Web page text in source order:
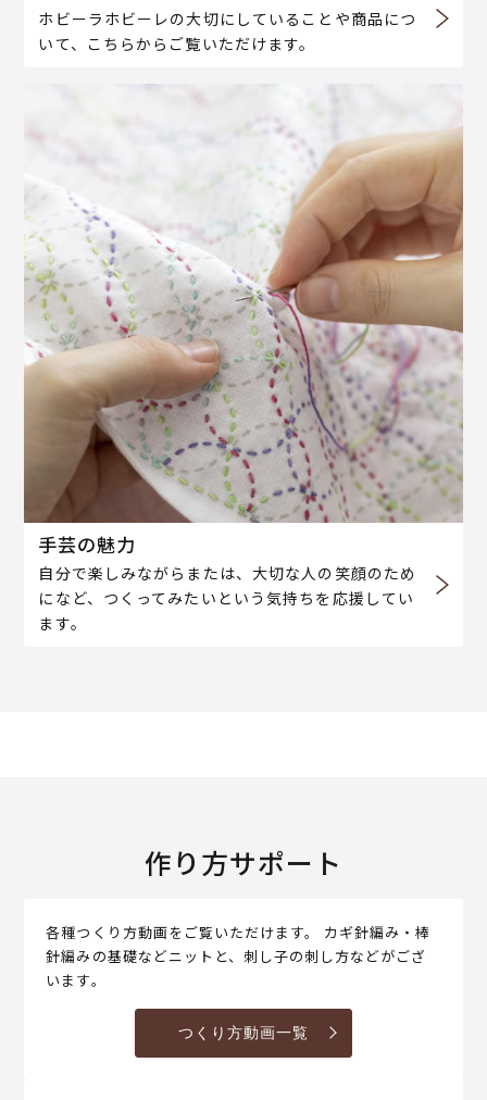
ホビーラホビーレの大切にしていることや商品につ
いて、こちらからご覧いただけます。
手芸の魅力
自分で楽しみながらまたは、大切な人の笑顔のため
になど、つくってみたいという気持ちを応援してい
ます。
作り方サポート
各種つくり方動画をご覧いただけます。 カギ針編み・棒
針編みの基礎などニットと、刺し子の刺し方などがござ
います。
つくり方動画一覧